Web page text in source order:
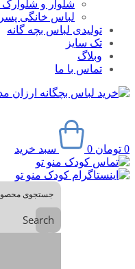
شلوار و شلوارک
لباس خانگی
تولیدی لباس بچه گانه
تک سایز
وبلاگ
تماس با ما
0 تومان 0 سبد خرید
Search